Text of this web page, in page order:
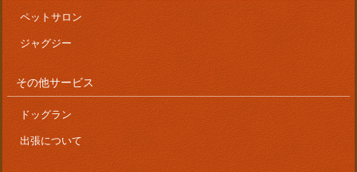
ペットサロン
ジャグジー
その他サービス
ドッグラン
出張について